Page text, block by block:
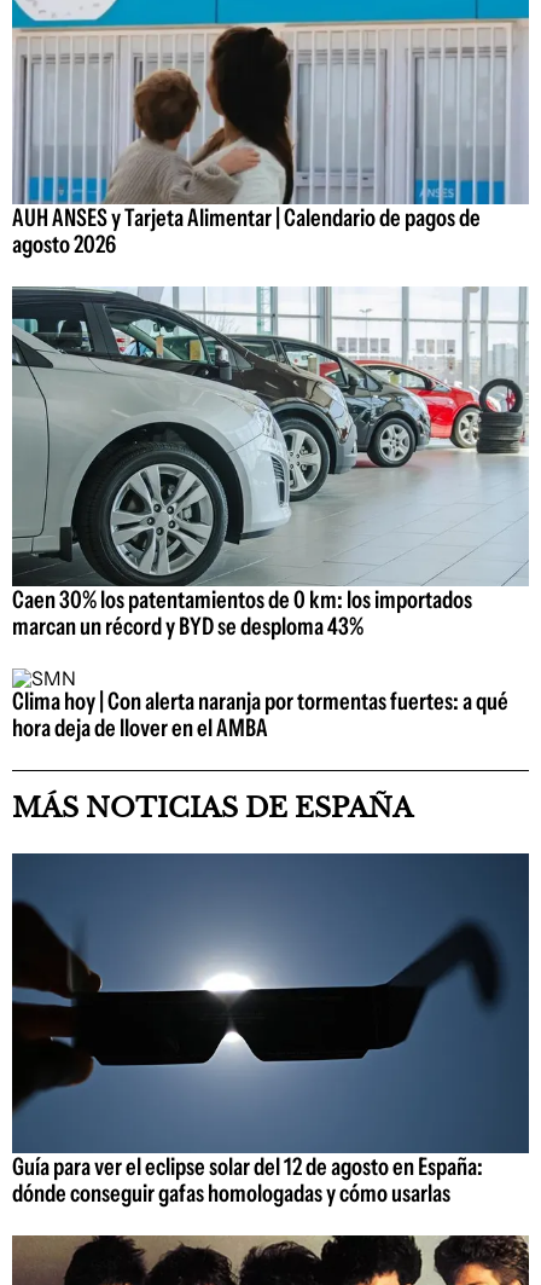
AUH ANSES y Tarjeta Alimentar | Calendario de pagos de
agosto 2026
Caen 30% los patentamientos de 0 km: los importados
marcan un récord y BYD se desploma 43%
Clima hoy | Con alerta naranja por tormentas fuertes: a qué
hora deja de llover en el AMBA
MÁS NOTICIAS DE ESPAÑA
Guía para ver el eclipse solar del 12 de agosto en España:
dónde conseguir gafas homologadas y cómo usarlas